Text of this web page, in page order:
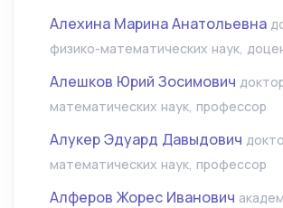
Алехина Марина Анатольевна
физико-математических наук,
Алешков Юрий Зосимович
математических наук, профессор
Алукер Эдуард Давыдович
математических наук, профессор
Алферов Жорес Иванович